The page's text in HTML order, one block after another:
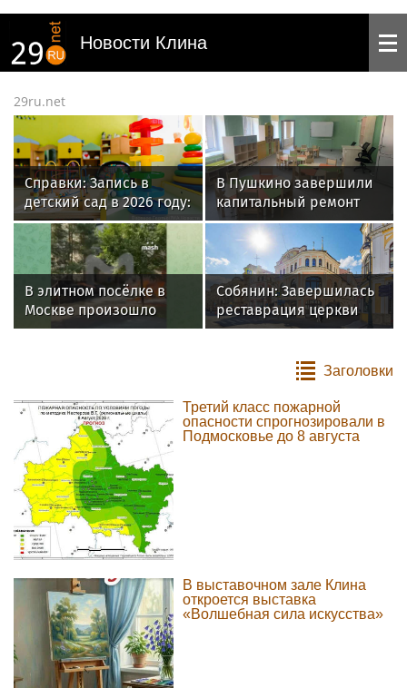
Новости Клина
29ru.net
Справки: Запись в
детский сад в 2026 году:
как встать в очередь и
подать заявление
В Пушкино завершили
капитальный ремонт
детского сада «Ручеек»
В элитном посёлке в
Москве произошло
самовозгорание
Собянин: Завершилась
реставрация церкви
Ильи Пророка на
Заголовки
Третий класс пожарной
опасности спрогнозировали в
Подмосковье до 8 августа
В выставочном зале Клина
откроется выставка
«Волшебная сила искусства»